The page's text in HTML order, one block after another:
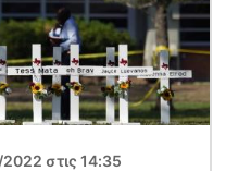
στις 14:35